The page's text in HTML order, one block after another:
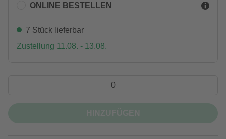
ONLINE BESTELLEN
7 Stück lieferbar
Zustellung 11.08. - 13.08.